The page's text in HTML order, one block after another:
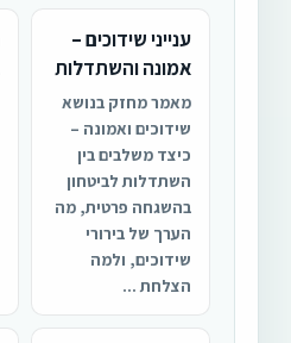
ענייני שידוכים –
אמונה והשתדלות
מאמר מחזק בנושא
שידוכים ואמונה –
כיצד משלבים בין
השתדלות לביטחון
בהשגחה פרטית, מה
הערך של בירורי
שידוכים, ולמה
הצלחת ...